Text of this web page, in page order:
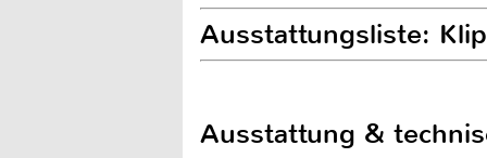
Ausstattungsliste:
Ausstattung &